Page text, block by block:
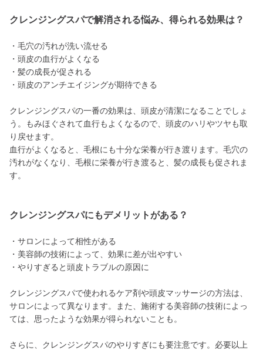
クレンジングスパで解消される悩み、得られる効果は？
・毛穴の汚れが洗い流せる
・頭皮の血行がよくなる
・髪の成長が促される
・頭皮のアンチエイジングが期待できる
クレンジングスパの一番の効果は、頭皮が清潔になることでしょ
う。もみほぐされて血行もよくなるので、頭皮のハリやツヤも取
り戻せます。
血行がよくなると、毛根にも十分な栄養が行き渡ります。毛穴の
汚れがなくなり、毛根に栄養が行き渡ると、髪の成長も促されま
す。
クレンジングスパにもデメリットがある？
・サロンによって相性がある
・美容師の技術によって、効果に差が出やすい
・やりすぎると頭皮トラブルの原因に
クレンジングスパで使われるケア剤や頭皮マッサージの方法は、
サロンによって異なります。また、施術する美容師の技術によっ
ては、思ったような効果が得られないことも。
さらに、クレンジングスパのやりすぎにも要注意です。必要以上